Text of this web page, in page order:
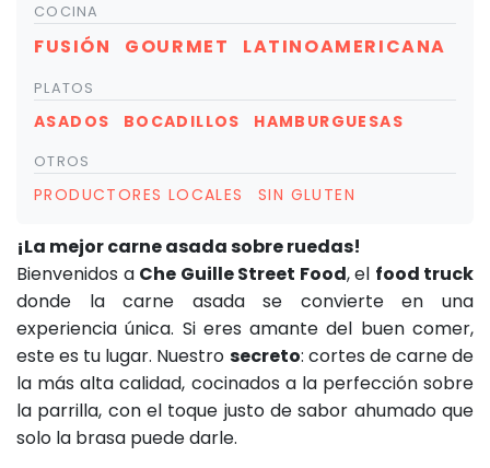
COCINA
FUSIÓN GOURMET LATINOAMERICANA
PLATOS
ASADOS BOCADILLOS HAMBURGUESAS
OTROS
PRODUCTORES LOCALES SIN GLUTEN
¡La mejor carne asada sobre ruedas!
Bienvenidos a Che Guille Street Food, el food truck
donde la carne asada se convierte en una
experiencia única. Si eres amante del buen comer,
este es tu lugar. Nuestro secreto: cortes de carne de
la más alta calidad, cocinados a la perfección sobre
la parrilla, con el toque justo de sabor ahumado que
solo la brasa puede darle.